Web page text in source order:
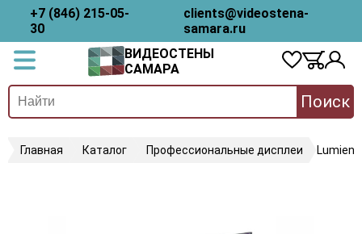
+7 (846) 215-05-
30
clients@videostena-
samara.ru
ВИДЕОСТЕНЫ
САМАРА
Поиск
Главная Каталог Профессиональные дисплеи Lumien